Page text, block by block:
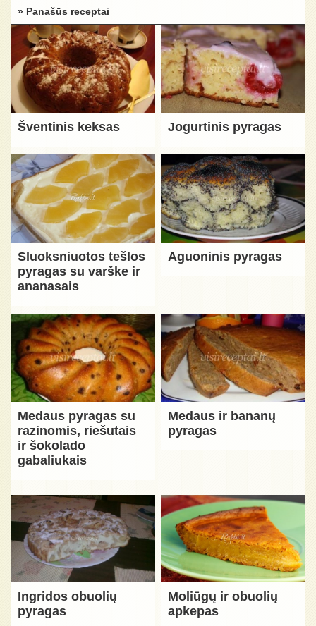
» Panašūs receptai
Šventinis keksas Jogurtinis pyragas
Sluoksniuotos tešlos
pyragas su varške ir
ananasais
Aguoninis pyragas
Medaus pyragas su
razinomis, riešutais
ir šokolado
gabaliukais
Medaus ir bananų
pyragas
Ingridos obuolių
pyragas
Moliūgų ir obuolių
apkepas